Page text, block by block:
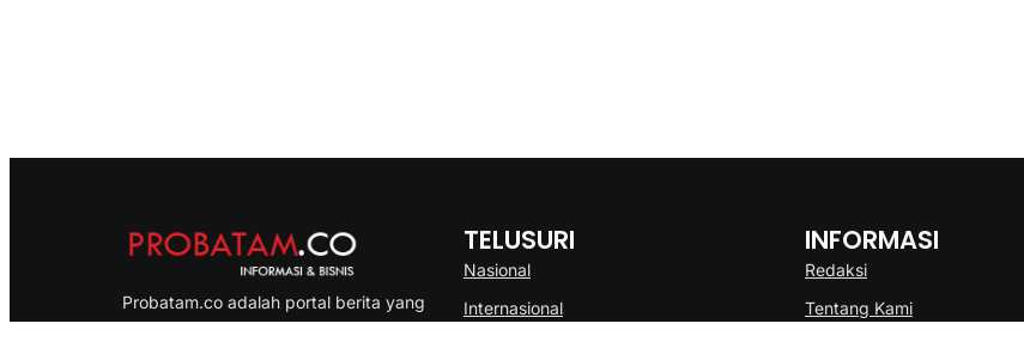
Probatam.co adalah portal berita yang
TELUSURI
Nasional
Internasional
INFORMASI
Redaksi
Tentang Kami